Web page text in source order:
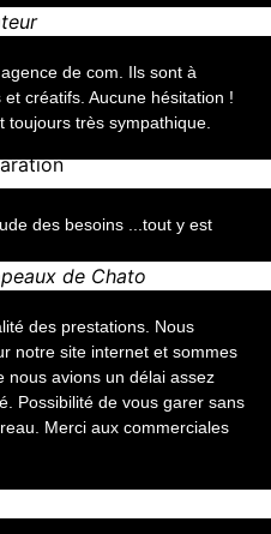
de com. Ils sont à
créatifs. Aucune hésitation !
très sympathique.
des besoins ...tout y est
de Chato
des prestations. Nous
notre site internet et sommes
nous avions un délai assez
Possibilité de vous garer sans
Merci aux commerciales